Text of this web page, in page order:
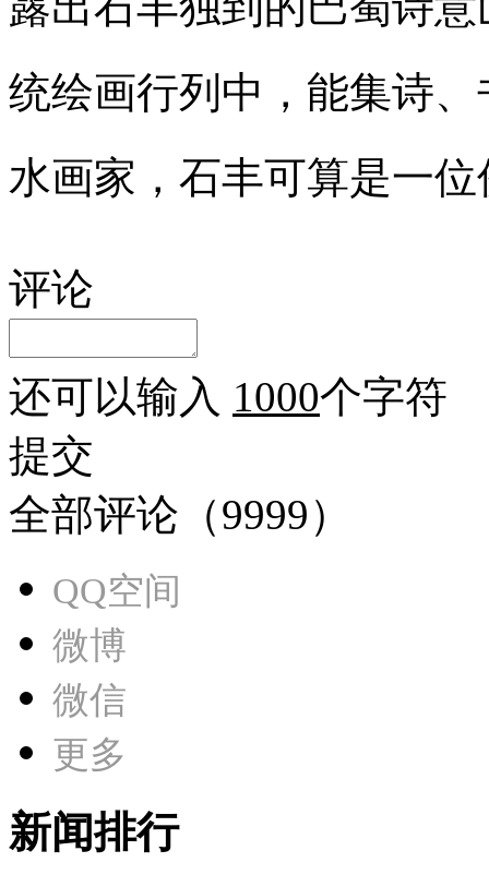
统绘画行列中，能集诗
水画家，石丰可算是一
评论
还可以输入 1000个字符
提交
全部评论（9999）
QQ空间
微博
微信
更多
新闻排行